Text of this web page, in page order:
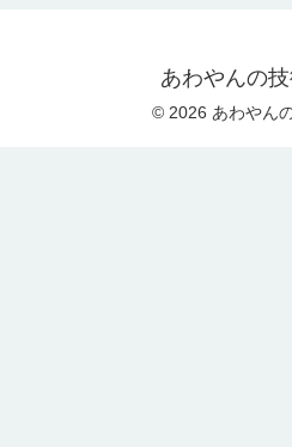
あわやんの
© 2026 あわやん